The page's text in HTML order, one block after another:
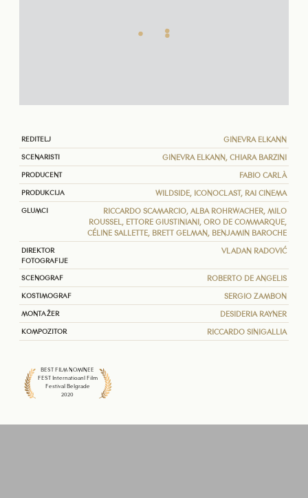
REDITELJ GINEVRA ELKANN
SCENARISTI GINEVRA ELKANN, CHIARA BARZINI
PRODUCENT FABIO CARLÀ
PRODUKCIJA WILDSIDE, ICONOCLAST, RAI CINEMA
GLUMCI
RICCARDO SCAMARCIO, ALBA ROHRWACHER, MILO
ROUSSEL, ETTORE GIUSTINIANI, ORO DE COMMARQUE,
CÉLINE SALLETTE, BRETT GELMAN, BENJAMIN BAROCHE
DIREKTOR
FOTOGRAFIJE
VLADAN RADOVIĆ
SCENOGRAF ROBERTO DE ANGELIS
KOSTIMOGRAF SERGIO ZAMBON
MONTAŽER DESIDERIA RAYNER
KOMPOZITOR RICCARDO SINIGALLIA
BEST FILM NOMINEE
FEST Internatioanl Film
Festival Belgrade
2020